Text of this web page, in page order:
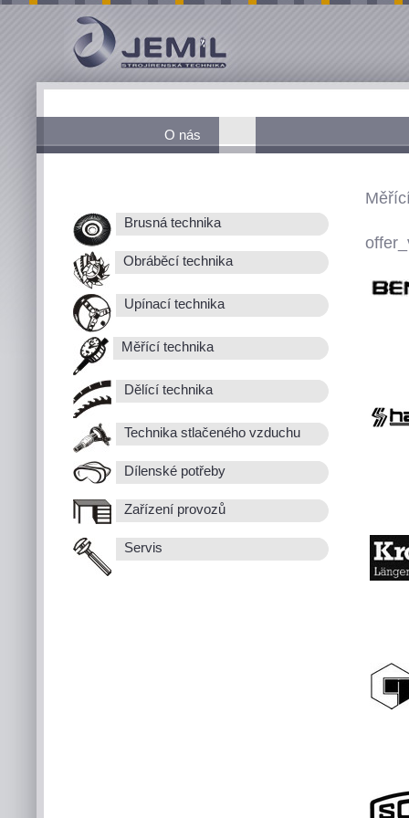
O nás
Brusná technika
Obráběcí technika
Upínací technika
Měřící technika
Dělící technika
Technika stlačeného vzduchu
Dílenské potřeby
Zařízení provozů
Servis